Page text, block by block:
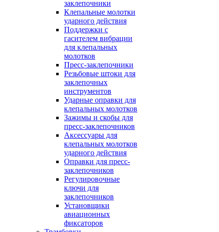
заклепочники
Клепальные молотки
ударного действия
Поддержки с
гасителем вибрации
для клепальных
молотков
Пресс-заклепочники
Резьбовые штоки для
заклепочных
инструментов
Ударные оправки для
клепальных молотков
Зажимы и скобы для
пресс-заклепочников
Аксессуары для
клепальных молотков
ударного действия
Оправки для пресс-
заклепочников
Регулировочные
ключи для
заклепочников
Установщики
авиационных
фиксаторов